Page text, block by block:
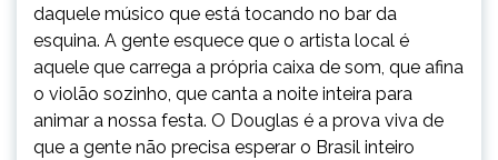
daquele músico que está tocando no bar da
esquina. A gente esquece que o artista local é
aquele que carrega a própria caixa de som, que afina
o violão sozinho, que canta a noite inteira para
animar a nossa festa. O Douglas é a prova viva de
que a gente não precisa esperar o Brasil inteiro